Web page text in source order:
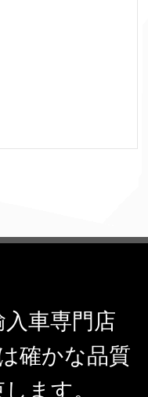
車専門店
確かな品質
ます。